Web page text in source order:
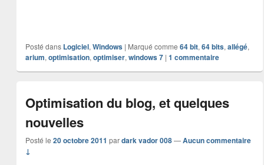
Posté dans Logiciel, Windows | Marqué comme 64 bit, 64 bits, allégé,
arium, optimisation, optimiser, windows 7 | 1 commentaire
Optimisation du blog, et quelques
nouvelles
Posté le 20 octobre 2011 pardark vador 008 —Aucun commentaire
↓